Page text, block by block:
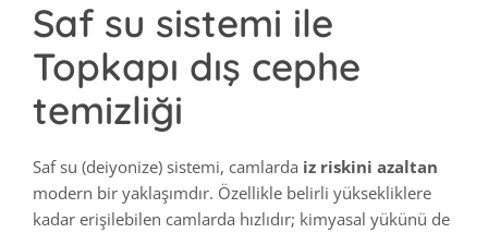
Saf su sistemi ile
Topkapı dış cephe
temizliği
Saf su (deiyonize) sistemi, camlarda iz riskini azaltan
modern bir yaklaşımdır. Özellikle belirli yüksekliklere
kadar erişilebilen camlarda hızlıdır; kimyasal yükünü de